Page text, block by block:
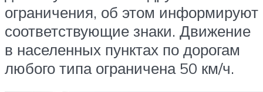
ограничения, об этом информируют
соответствующие знаки. Движение
в населенных пунктах по дорогам
любого типа ограничена 50 км/ч.